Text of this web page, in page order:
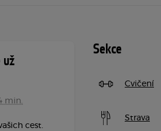
min.
cest.
Sekce
Cvičení
Strava